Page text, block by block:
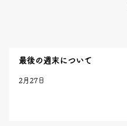
最後の週末について
2月27日